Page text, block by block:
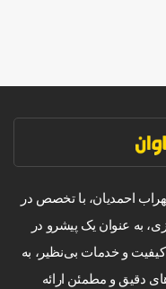
احمدیان، با تخصص در
به عنوان یک پیشرو در
و خدمات بی‌نظیر، به
دقیق و مطمئن ارائه